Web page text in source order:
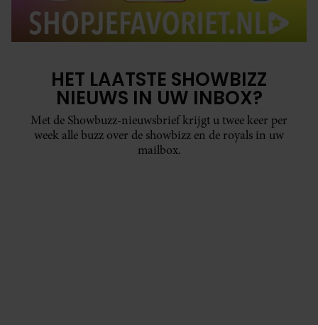
HET LAATSTE SHOWBIZZ
NIEUWS IN UW INBOX?
Met de Showbuzz-nieuwsbrief krijgt u twee keer per
week alle buzz over de showbizz en de royals in uw
mailbox.